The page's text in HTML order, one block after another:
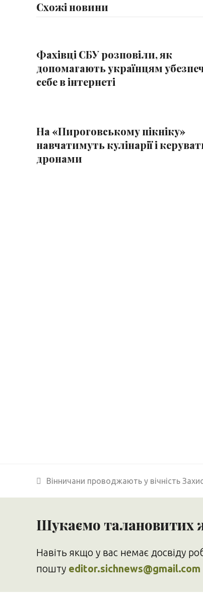
Схожі новини
Фахівці СБУ розповіли, як
допомагають українцям
себе в інтернеті
На «Пироговському пікніку»
навчатимуть кулінарії і
дронами
previous
Вінничани проводжають у вічність
Шукаємо талановитих
Навіть якщо у вас немає досвіду
пошту editor.sichnews@gmail.com